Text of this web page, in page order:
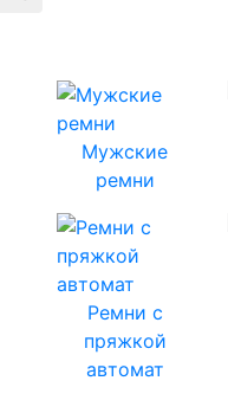
Мужские
ремни
Ремни с
пряжкой
автомат